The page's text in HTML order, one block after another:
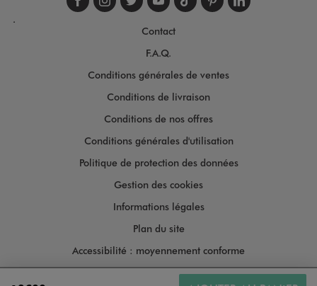
Suivez-nous sur
Suivez-nous sur
Suivez-nous sur
Suivez-nous
Suivez-nous
Suivez-
.
Contact
F.A.Q.
Conditions générales de ventes
Conditions de livraison
Conditions de nos offres
Conditions générales d'utilisation
Politique de protection des données
Gestion des cookies
Informations légales
Plan du site
Accessibilité : moyennement conforme